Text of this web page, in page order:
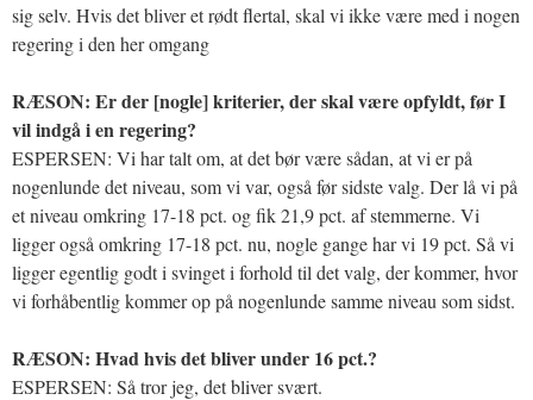
sig selv. Hvis det bliver et rødt flertal, skal vi ikke være med i nogen
regering i den her omgang
RÆSON: Er der [nogle] kriterier, der skal være opfyldt, før I
vil indgå i en regering?
ESPERSEN: Vi har talt om, at det bør være sådan, at vi er på
nogenlunde det niveau, som vi var, også før sidste valg. Der lå vi på
et niveau omkring 17-18 pct. og fik 21,9 pct. af stemmerne. Vi
ligger også omkring 17-18 pct. nu, nogle gange har vi 19 pct. Så vi
ligger egentlig godt i svinget i forhold til det valg, der kommer, hvor
vi forhåbentlig kommer op på nogenlunde samme niveau som sidst.
RÆSON: Hvad hvis det bliver under 16 pct.?
ESPERSEN: Så tror jeg, det bliver svært.